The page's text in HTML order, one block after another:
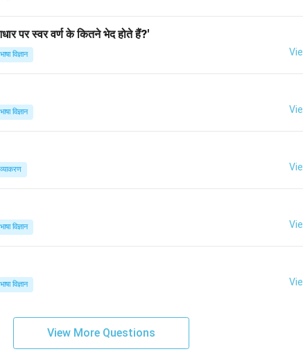
पर स्वर वर्ण के कितने भेद होते हैं?'
भाषा विज्ञान
भाषा विज्ञान
व्याकरण
भाषा विज्ञान
भाषा विज्ञान
View More Questions